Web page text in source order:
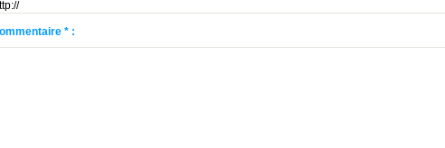
* :